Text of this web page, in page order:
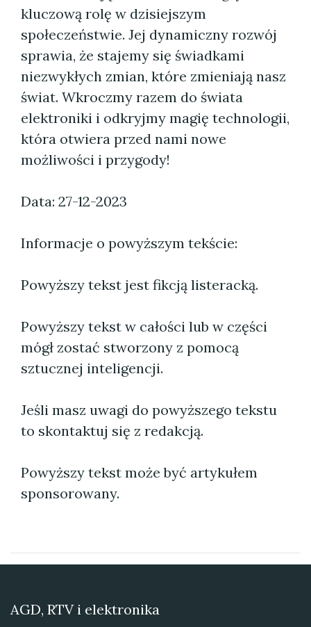
kluczową rolę w dzisiejszym
społeczeństwie. Jej dynamiczny rozwój
sprawia, że stajemy się świadkami
niezwykłych zmian, które zmieniają nasz
świat. Wkroczmy razem do świata
elektroniki i odkryjmy magię technologii,
która otwiera przed nami nowe
możliwości i przygody!
Data: 27-12-2023
Informacje o powyższym tekście:
Powyższy tekst jest fikcją listeracką.
Powyższy tekst w całości lub w części
mógł zostać stworzony z pomocą
sztucznej inteligencji.
Jeśli masz uwagi do powyższego tekstu
to skontaktuj się z redakcją.
Powyższy tekst może być artykułem
sponsorowany.
AGD, RTV i elektronika